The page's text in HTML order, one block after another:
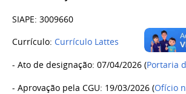
SIAPE: 3009660
Currículo: Currículo Lattes
- Ato de designação: 07/04/2026 (Portaria
- Aprovação pela CGU: 19/03/2026 (Ofício